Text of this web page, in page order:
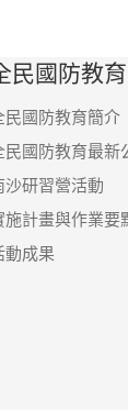
民國防教育
民國防教育簡介
民國防教育最新
沙研習營活動
施計畫與作業要
動成果